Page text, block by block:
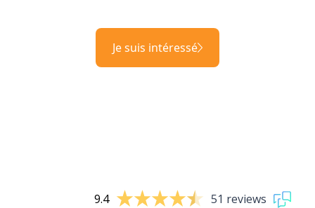
Je suis intéressé
9.4 51 reviews